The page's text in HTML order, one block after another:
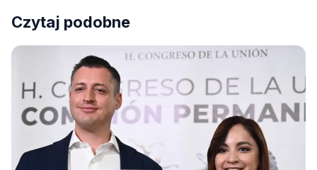
Czytaj podobne